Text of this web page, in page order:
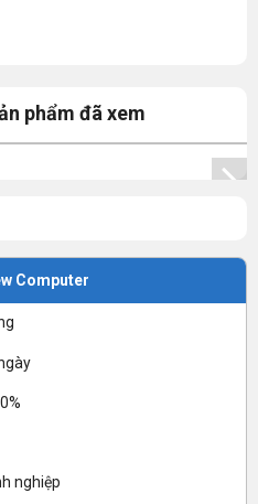
phẩm đã xem
Computer
nghiệp